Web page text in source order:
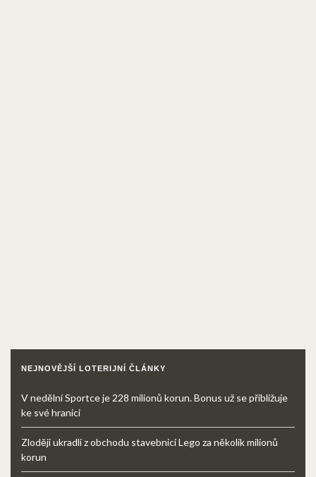
NEJNOVĚJŠÍ LOTERIJNÍ ČLÁNKY
V nedělní Sportce je 228 milionů korun. Bonus už se přibližuje
ke své hranici
Zloději ukradli z obchodu stavebnici Lego za několik milionů
korun